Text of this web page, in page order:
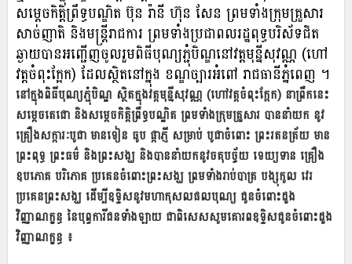
សម្ដេចកិត្តិព្រឹទ្ធបណ្ឌិត ប៊ុន រ៉ានី​ ហ៊ុន សែន ព្រមទាំងក្រុមគ្រួសារ
សាច់ញាតិ និងមន្ត្រីរាជការ ព្រមទាំងប្រជាពលរដ្ឋពុទ្ធបរិស័ទជិត
ឆ្ងាយបាន​អញ្ជើញចូលរួម​ពិធី​បុណ្យ​ភ្ជុំបិណ្ឌនៅវត្តមុន្នីសុវណ្ណ (ហៅ
វត្តចំពុះក្អែក) ដែលស្ថិតនៅក្នុង ខណ្ឌច្បារអំពៅ រាជធានីភ្នំពេញ ។
នៅក្នុងពិធីបុណ្យភ្ជុំបិណ្ឌ ស្ថិតក្នុងវត្តមុន្នីសុវណ្ណ (ហៅវត្តចំពុះក្អែក) នាព្រឹកនេះ
សម្តេចតេជោ និងសម្ដេចកិត្តិព្រឹទ្ធបណ្ឌិត ព្រមទាំងក្រុមគ្រួសារ បាននាំយក នូវ
គ្រឿងសក្ការៈបូជា ​មានទៀន ធូប ផ្កាភ្ញី សម្រាប់ បូជាចំពោះ ព្រះរតនត្រ័យ មាន
ព្រះពុទ្ធ ព្រះធម៌ និងព្រះសង្ឃ និងបាន​នាំយកនូវចតុបច្ច័យ ទេយ្យទាន គ្រឿង​
ឧបភោគ បរិភោគ ប្រគេនចំពោះព្រះសង្ឃ ព្រមទាំងរាប់បាត្រ បង្សុកូល វេរ
ប្រគេនព្រះសង្ឃ ដើម្បីឧទ្ទិសនូវមហាកុសលផលបុណ្យ ជូនចំពោះដួង
វិញ្ញាណក្ខន្ធ នៃបុព្វការីជនទាំងឡាយ ជាពិសេសសូមគោរពឧទ្ទិសជូនចំពោះដួង
វិញ្ញាណក្ខន្ធ ៖